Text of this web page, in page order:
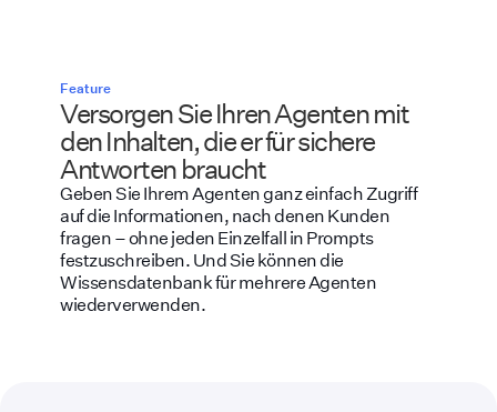
Feature
Versorgen Sie Ihren Agenten mit
den Inhalten, die er für sichere
Antworten braucht
Geben Sie Ihrem Agenten ganz einfach Zugriff
auf die Informationen, nach denen Kunden
fragen – ohne jeden Einzelfall in Prompts
festzuschreiben. Und Sie können die
Wissensdatenbank für mehrere Agenten
wiederverwenden.